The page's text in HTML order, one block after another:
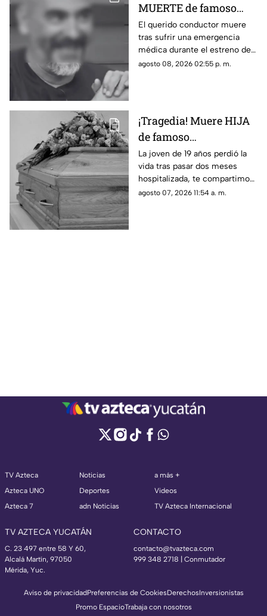
MUERTE de famoso
CONDUCTOR tras
desvanecerse en pleno
programa de televisión;
esto se sabe
El querido conductor muere
tras sufrir una emergencia
médica durante el estreno de
su programa. El caso genera
agosto 08, 2026 02:55 p. m.
¡Tragedia! Muere HIJA
de famoso
COMEDIANTE
mexicano a los 19 años
en su vivienda; esto se
sabe
La joven de 19 años perdió la
vida tras pasar dos meses
hospitalizada, te compartimos
lo que se sabe de su muerte.
agosto 07, 2026 11:54 a. m.
TV Azteca
Azteca UNO
Azteca 7
Noticias
Deportes
adn Noticias
a más +
Videos
TV Azteca Internacional
TV AZTECA YUCATÁN
C. 23 497 entre 58 Y 60,
Alcalá Martín, 97050
Mérida, Yuc.
CONTACTO
contacto@tvazteca.com
999 348 2718 | Conmutador
Aviso de privacidadPreferencias de CookiesDerechosInversionistas
Promo EspacioTrabaja con nosotros